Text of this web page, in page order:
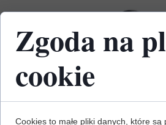
Zgoda na
cookie
Cookies to małe pliki danych, które są